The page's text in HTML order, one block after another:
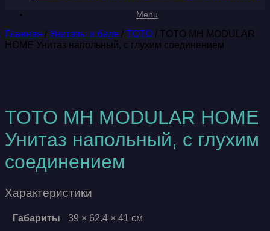
Menu
Главная / Унитазы и биде / TOTO / TOTO MH MODULAR
HOME Унитаз напольный, с глухим соединением
TOTO MH MODULAR HOME
Унитаз напольный, с глухим
соединением
Характеристики
Габариты 39 × 62.4 × 41 см